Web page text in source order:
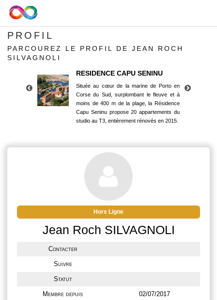
PROFIL
PARCOUREZ LE PROFIL DE JEAN ROCH
SILVAGNOLI
RESIDENCE CAPU SENINU
Située au cœur de la marine de Porto en
Corse du Sud, surplombant le fleuve et à
moins de 400 m de la plage, la Résidence
Capu Seninu propose 20 appartements du
studio au T3, entièrement rénovés en 2015.
Corse du Sud, surplombant le fleuve et à
moins de 400 m de la plage, la Résidence
Capu Seninu propose 20 appartements du
studio au T3, entièrement rénovés en 2015.
Hors Ligne
Jean Roch SILVAGNOLI
Contacter
Suivre
Statut
Membre depuis 02/07/2017